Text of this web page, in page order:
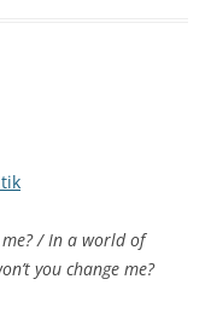
me? / In a world of
you change me?